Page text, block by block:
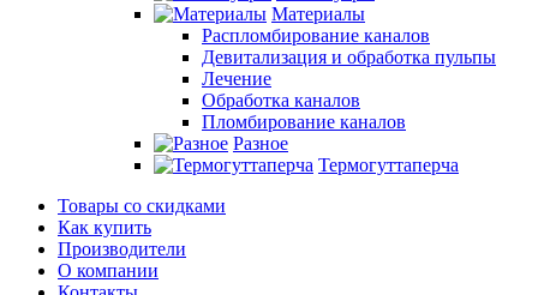
Материалы
Распломбирование каналов
Девитализация и обработка пульпы
Лечение
Обработка каналов
Пломбирование каналов
Разное
Термогуттаперча
Товары со скидками
Как купить
Производители
О компании